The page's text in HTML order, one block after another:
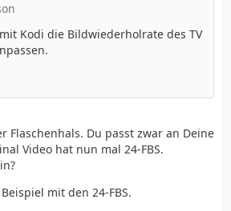
Kodi die Bildwiederholrate des TV
Flaschenhals. Du passt zwar an Deine
Video hat nun mal 24-FBS.
mit den 24-FBS.